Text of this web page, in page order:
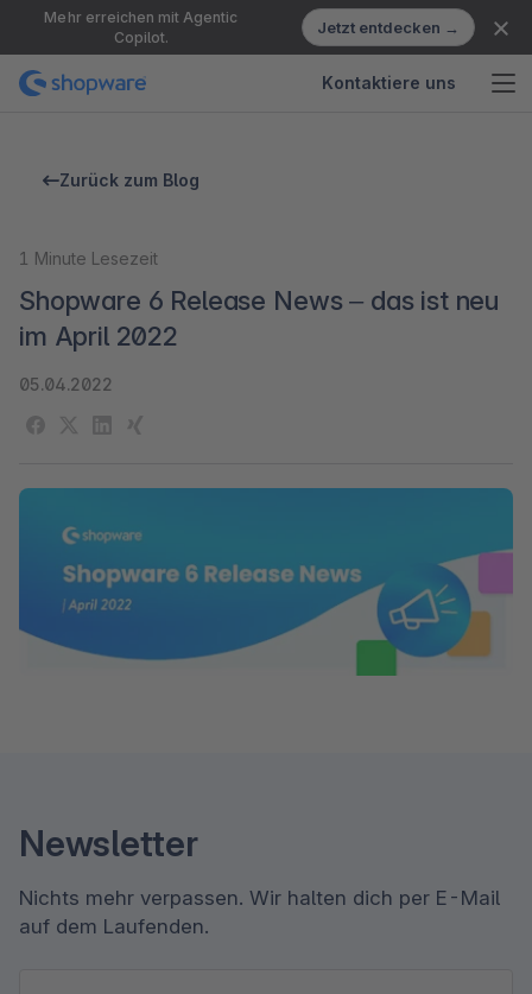
Mehr erreichen mit Agentic
Copilot.
Jetzt entdecken →
Kontaktiere uns
Zurück zum Blog
1 Minute Lesezeit
Shopware 6 Release News – das ist neu
im April 2022
05.04.2022
Newsletter
Nichts mehr verpassen. Wir halten dich per E-Mail
auf dem Laufenden.